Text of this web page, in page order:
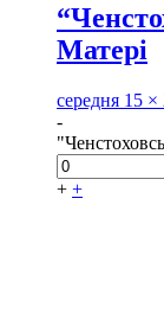
Матері
середня 15 ×
-
+ +